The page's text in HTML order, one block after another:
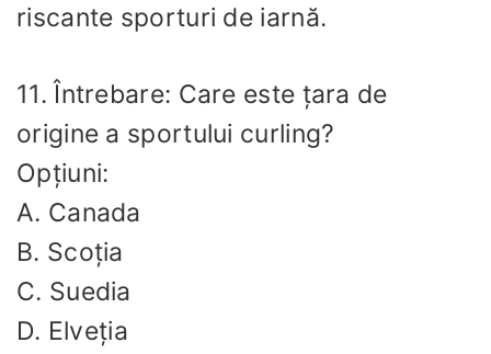
riscante sporturi de iarnă.
11. Întrebare: Care este țara de
origine a sportului curling?
Opțiuni:
A. Canada
B. Scoția
C. Suedia
D. Elveția